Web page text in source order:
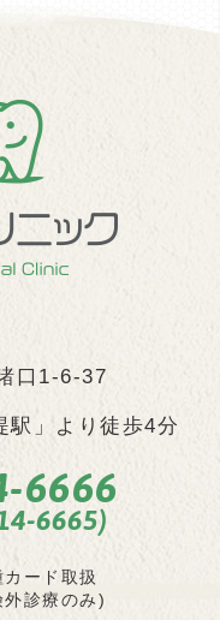
口1-6-37
駅」より徒歩4分
6666
6665)
カード取扱
外診療のみ)